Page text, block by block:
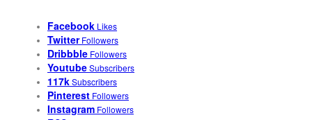
Facebook Likes
Twitter Followers
Dribbble Followers
YoutubeSubscribers
117kSubscribers
Pinterest Followers
Instagram Followers